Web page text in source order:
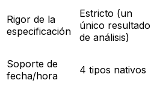
Rigor de la
especificación
Estricto (un
único resultado
de análisis)
Soporte de
fecha/hora
4 tipos nativos